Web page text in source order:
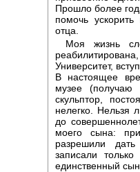
Прошло более
помочь
отца.
Моя жизнь
Университет,
В настоящее
музее
скульптор,
нелегко. Нельзя
до
моего сына:
разрешили
записали
единственный